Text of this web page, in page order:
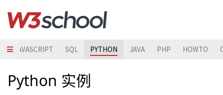
JAVASCRIPT SQL PYTHON JAVA PHP HOWTO
Python 实例